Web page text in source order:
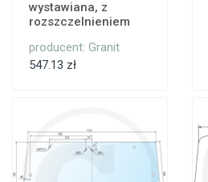
wystawiana, z
rozszczelnieniem
producent: Granit
547.13 zł